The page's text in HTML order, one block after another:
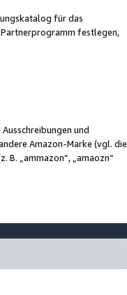
für das
festlegen,
und
Amazon-Marke (vgl. die
B. „ammazon“, „amaozn“